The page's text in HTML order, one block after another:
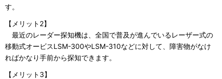
す。
【メリット2】
最近のレーダー探知機は、全国で普及が進んでいるレーザー式の
移動式オービスLSM-300やLSM-310などに対して、障害物がなけ
ればかなり手前から探知できます。
【メリット3】